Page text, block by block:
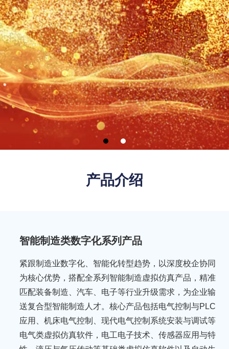
产品介绍
智能制造类数字化系列产品
紧跟制造业数字化、智能化转型趋势，以深度校企协同
为核心优势，搭配全系列智能制造虚拟仿真产品，精准
匹配装备制造、汽车、电子等行业升级需求，为企业输
送复合型智能制造人才。核心产品包括电气控制与PLC
应用、机床电气控制、现代电气控制系统安装与调试等
电气类虚拟仿真软件，电工电子技术、传感器应用与特